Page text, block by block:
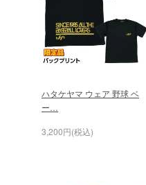
ハタケヤマ ウェア 野球 ベ
ー…
3,200円(税込)